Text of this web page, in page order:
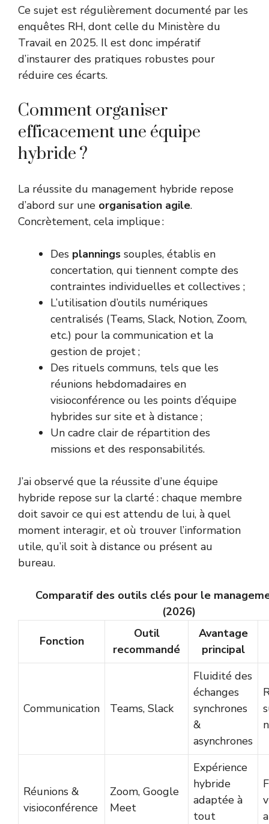
Ce sujet est régulièrement documenté par les
enquêtes RH, dont celle du Ministère du
Travail en 2025. Il est donc impératif
d’instaurer des pratiques robustes pour
réduire ces écarts.
Comment organiser
efficacement une équipe
hybride ?
La réussite du management hybride repose
d’abord sur une organisation agile.
Concrètement, cela implique :
Des plannings souples, établis en
concertation, qui tiennent compte des
contraintes individuelles et collectives ;
L’utilisation d’outils numériques
centralisés (Teams, Slack, Notion, Zoom,
etc.) pour la communication et la
gestion de projet ;
Des rituels communs, tels que les
réunions hebdomadaires en
visioconférence ou les points d’équipe
hybrides sur site et à distance ;
Un cadre clair de répartition des
missions et des responsabilités.
J’ai observé que la réussite d’une équipe
hybride repose sur la clarté : chaque membre
doit savoir ce qui est attendu de lui, à quel
moment interagir, et où trouver l’information
utile, qu’il soit à distance ou présent au
bureau.
Comparatif des outils clés pour le
(2026)
Fonction
Outil
recommandé
Avantage
principal
Communication Teams, Slack
Fluidité des
échanges
synchrones
&
asynchrones
Réunions &
visioconférence
Zoom, Google
Meet
Expérience
hybride
adaptée à
tout